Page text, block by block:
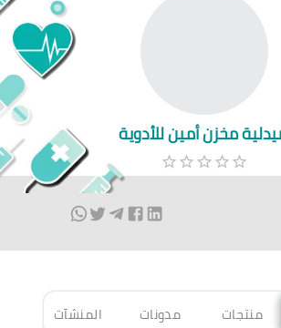
مخزن أمين للأدوية
منتجات مدونات المنشآت